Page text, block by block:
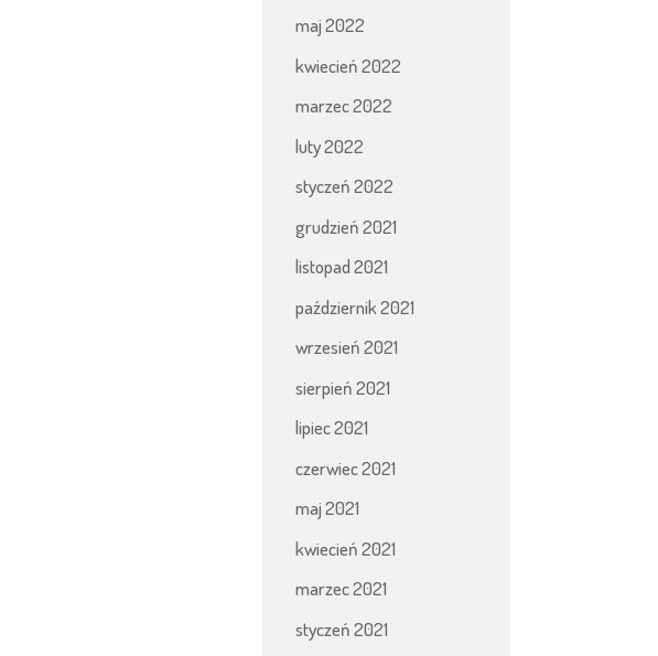
maj 2022
kwiecień 2022
marzec 2022
luty 2022
styczeń 2022
grudzień 2021
listopad 2021
październik 2021
wrzesień 2021
sierpień 2021
lipiec 2021
czerwiec 2021
maj 2021
kwiecień 2021
marzec 2021
styczeń 2021